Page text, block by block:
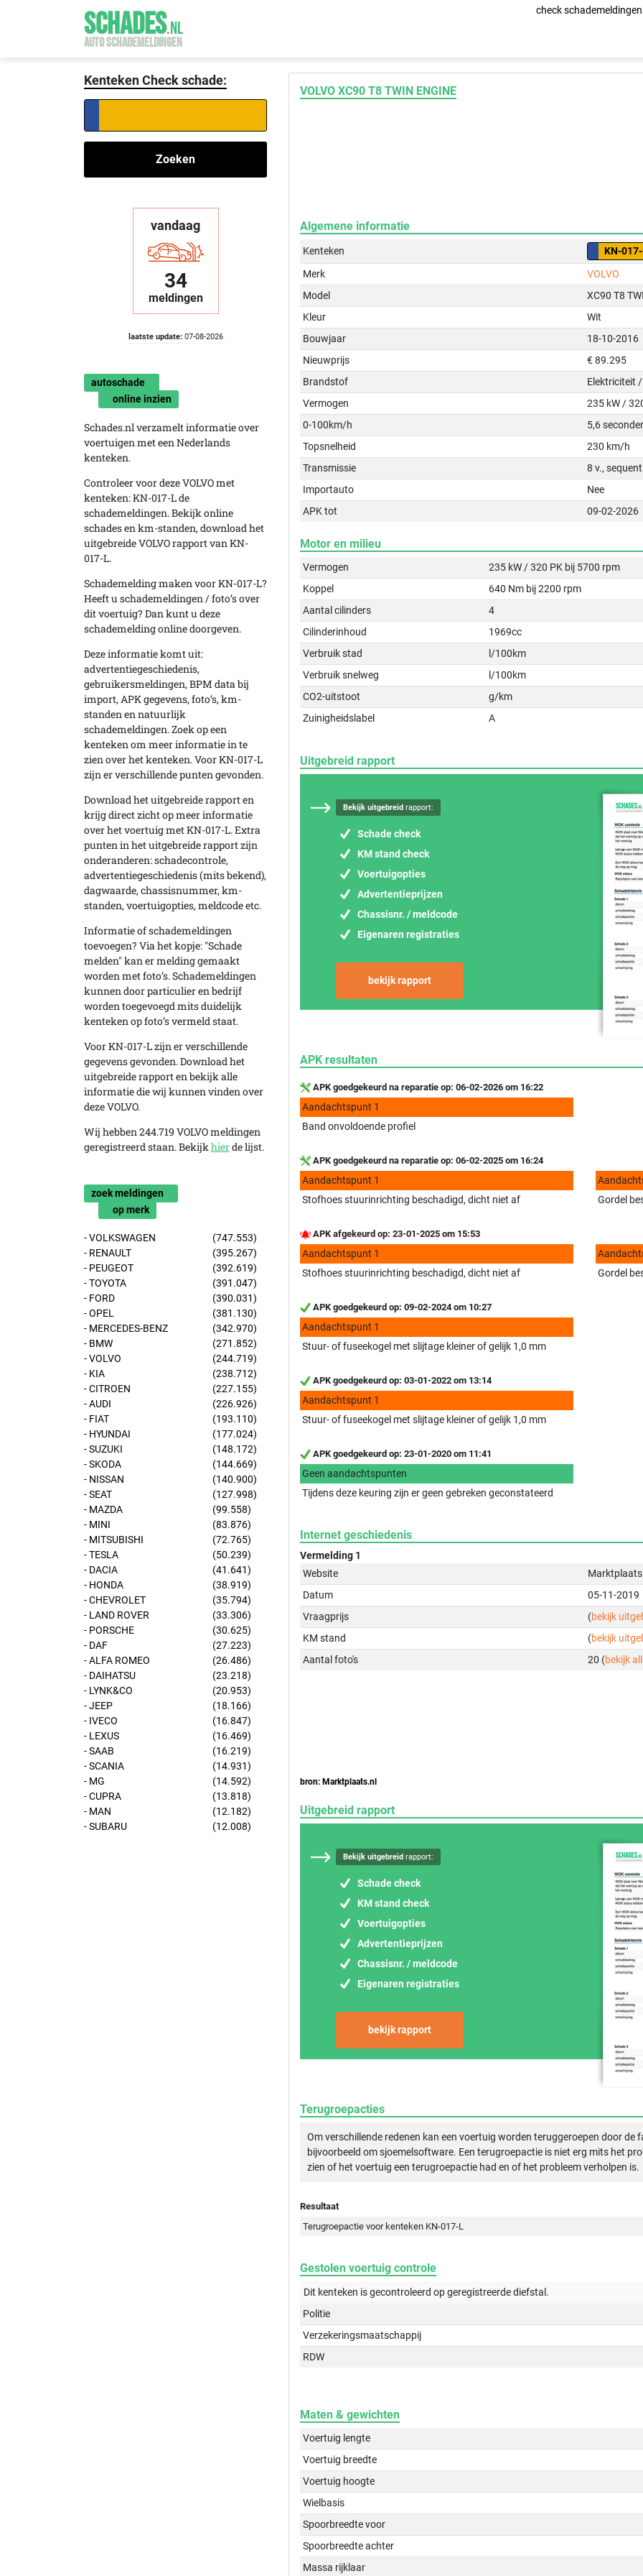
SCHADES.NL
AUTO SCHADEMELDINGEN
check
Kenteken Check schade:
Zoeken
vandaag
34
meldingen
laatste update:07-08-2026
autoschade
online inzien
Schades.nl verzamelt informatie over
voertuigen met een Nederlands
kenteken.
Controleer voor deze VOLVO met
kenteken: KN-017-L de
schademeldingen. Bekijk online
schades en km-standen, download het
uitgebreide VOLVO rapport van KN-
017-L.
Schademelding maken voor KN-017-L?
Heeft u schademeldingen / foto’s over
dit voertuig? Dan kunt u deze
schademelding online doorgeven.
Deze informatie komt uit:
advertentiegeschiedenis,
gebruikersmeldingen, BPM data bij
import, APK gegevens, foto’s, km-
standen en natuurlijk
schademeldingen. Zoek op een
kenteken om meer informatie in te
zien over het kenteken. Voor KN-017-L
zijn er verschillende punten gevonden.
Download het uitgebreide rapport en
krijg direct zicht op meer informatie
over het voertuig met KN-017-L. Extra
punten in het uitgebreide rapport zijn
onderanderen: schadecontrole,
advertentiegeschiedenis (mits bekend),
dagwaarde, chassisnummer, km-
standen, voertuigopties, meldcode etc.
Informatie of schademeldingen
toevoegen? Via het kopje: "Schade
melden" kan er melding gemaakt
worden met foto’s. Schademeldingen
kunnen door particulier en bedrijf
worden toegevoegd mits duidelijk
kenteken op foto’s vermeld staat.
Voor KN-017-L zijn er verschillende
gegevens gevonden. Download het
uitgebreide rapport en bekijk alle
informatie die wij kunnen vinden over
deze VOLVO.
Wij hebben 244.719 VOLVO meldingen
geregistreerd staan. Bekijkhierde lijst.
zoek meldingen
op merk
- VOLKSWAGEN
(747.553)
- RENAULT
(395.267)
- PEUGEOT
(392.619)
- TOYOTA
(391.047)
- FORD
(390.031)
- OPEL
(381.130)
- MERCEDES-BENZ
(342.970)
- BMW
(271.852)
- VOLVO
(244.719)
- KIA
(238.712)
- CITROEN
(227.155)
- AUDI
(226.926)
- FIAT
(193.110)
- HYUNDAI
(177.024)
- SUZUKI
(148.172)
- SKODA
(144.669)
- NISSAN
(140.900)
- SEAT
(127.998)
- MAZDA
(99.558)
- MINI
(83.876)
- MITSUBISHI
(72.765)
- TESLA
(50.239)
- DACIA
(41.641)
- HONDA
(38.919)
- CHEVROLET
(35.794)
- LAND ROVER
(33.306)
- PORSCHE
(30.625)
- DAF
(27.223)
- ALFA ROMEO
(26.486)
- DAIHATSU
(23.218)
- LYNK&CO
(20.953)
- JEEP
(18.166)
- IVECO
(16.847)
- LEXUS
(16.469)
- SAAB
(16.219)
- SCANIA
(14.931)
- MG
(14.592)
- CUPRA
(13.818)
- MAN
(12.182)
- SUBARU
(12.008)
VOLVO XC90 T8 TWIN ENGINE
Algemene informatie
Kenteken
KN-
Merk
VOLVO
Model
XC90 T8
Kleur
Wit
Bouwjaar
18-10-2016
Nieuwprijs
€ 89.295
Brandstof
Elektriciteit
Vermogen
235 kW /
0-100km/h
5,6
Topsnelheid
230 km/h
Transmissie
8 v.,
Importauto
Nee
APK tot
09-02-2026
Motor en milieu
Vermogen
235 kW / 320 PK bij 5700 rpm
Koppel
640 Nm bij 2200 rpm
Aantal cilinders
4
Cilinderinhoud
1969cc
Verbruik stad
l/100km
Verbruik snelweg
l/100km
CO2-uitstoot
g/km
Zuinigheidslabel
A
Uitgebreid rapport
Bekijk uitgebreid rapport:
Schade check
KM stand check
Voertuigopties
Advertentieprijzen
Chassisnr. / meldcode
Eigenaren registraties
bekijk rapport
APK resultaten
APK goedgekeurd na reparatie op: 06-02-2026 om 16:22
Aandachtspunt 1
Band onvoldoende profiel
APK goedgekeurd na reparatie op: 06-02-2025 om 16:24
Aandachtspunt 1
Stofhoes stuurinrichting beschadigd, dicht niet af
Gordel
APK afgekeurd op: 23-01-2025 om 15:53
Aandachtspunt 1
Stofhoes stuurinrichting beschadigd, dicht niet af
Gordel
APK goedgekeurd op: 09-02-2024 om 10:27
Aandachtspunt 1
Stuur- of fuseekogel met slijtage kleiner of gelijk 1,0 mm
APK goedgekeurd op: 03-01-2022 om 13:14
Aandachtspunt 1
Stuur- of fuseekogel met slijtage kleiner of gelijk 1,0 mm
APK goedgekeurd op: 23-01-2020 om 11:41
Geen aandachtspunten
Tijdens deze keuring zijn er geen gebreken geconstateerd
Internet geschiedenis
Vermelding 1
Website
Datum
05-11-2019
Vraagprijs
(bekijk
KM stand
(bekijk
Aantal foto's
20 (bekijk
bron: Marktplaats.nl
Uitgebreid rapport
Bekijk uitgebreid rapport:
Schade check
KM stand check
Voertuigopties
Advertentieprijzen
Chassisnr. / meldcode
Eigenaren registraties
bekijk rapport
Terugroepacties
Om verschillende redenen kan een voertuig worden teruggeroepen door
bijvoorbeeld om sjoemelsoftware. Een terugroepactie is niet erg mits het
zien of het voertuig een terugroepactie had en of het probleem verholpen is.
Resultaat
Terugroepactie voor kenteken KN-017-L
Gestolen voertuig controle
Dit kenteken is gecontroleerd opgeregistreerdediefstal.
Politie
Verzekeringsmaatschappij
RDW
Maten & gewichten
Voertuig lengte
Voertuig breedte
Voertuig hoogte
Wielbasis
Spoorbreedte voor
Spoorbreedte achter
Massa rijklaar